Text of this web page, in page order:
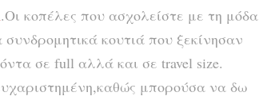
.Οι κοπέλες που ασχολείστε με τη μόδα
κουτιά που ξεκίνησαν
σε full αλλά και σε travel size.
μπορούσα να δω